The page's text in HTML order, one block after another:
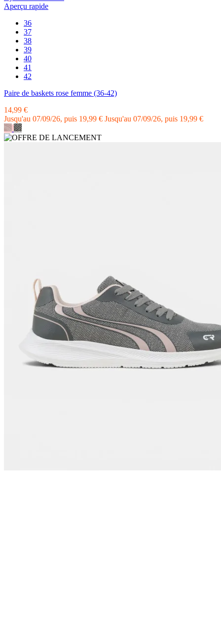
Aperçu rapide
36
37
38
39
40
41
42
Paire de baskets rose femme (36-42)
14,99 €
Jusqu'au 07/09/26, puis 19,99 € Jusqu'au 07/09/26, puis 19,99 €